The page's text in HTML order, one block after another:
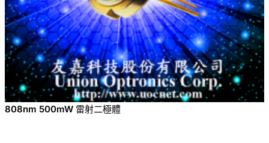
808nm 500mW 雷射二極體